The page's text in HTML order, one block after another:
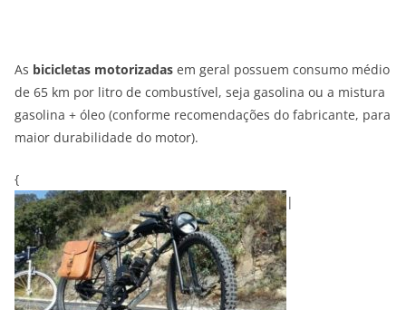
As bicicletas motorizadas em geral possuem consumo médio
de 65 km por litro de combustível, seja gasolina ou a mistura
gasolina + óleo (conforme recomendações do fabricante, para
maior durabilidade do motor).
{
|